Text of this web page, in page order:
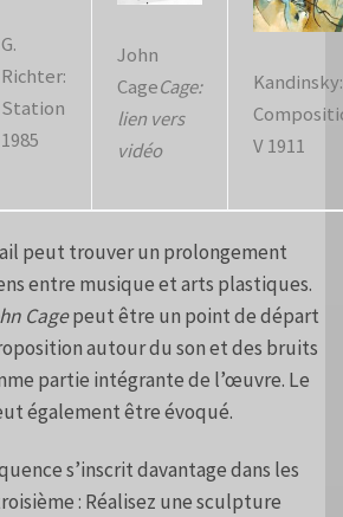
G.
Richter:
Station
1985
John
CageCage:
lien vers
vidéo
Kandinsky:
V 1911
peut trouver un prolongement
entre musique et arts plastiques.
Cagepeut être un point de départ
autour du son et des bruits
partie intégrante de l’œuvre. Le
également être évoqué.
s’inscrit davantage dans les
: Réalisez une sculpture